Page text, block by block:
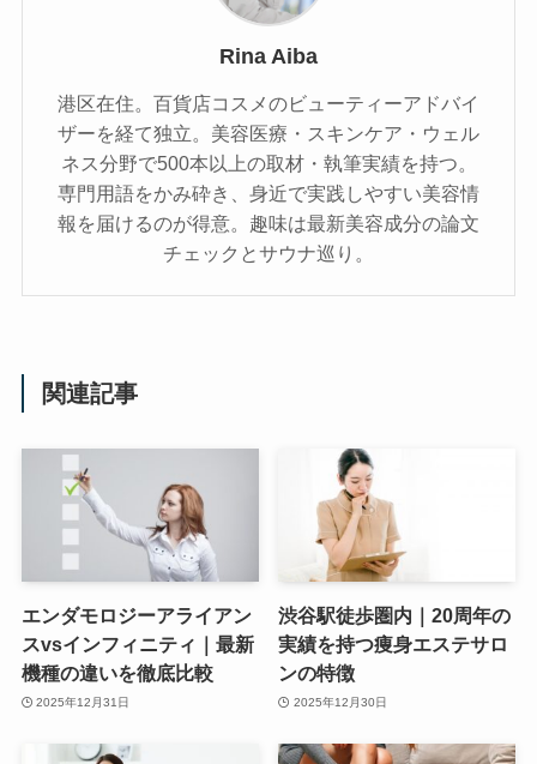
Rina Aiba
港区在住。百貨店コスメのビューティーアドバイ
ザーを経て独立。美容医療・スキンケア・ウェル
ネス分野で500本以上の取材・執筆実績を持つ。
専門用語をかみ砕き、⾝近で実践しやすい美容情
報を届けるのが得意。趣味は最新美容成分の論文
チェックとサウナ巡り。
関連記事
エンダモロジーアライアン
スvsインフィニティ｜最新
機種の違いを徹底比較
2025年12月31日
渋谷駅徒歩圏内｜20周年の
実績を持つ痩身エステサロ
ンの特徴
2025年12月30日